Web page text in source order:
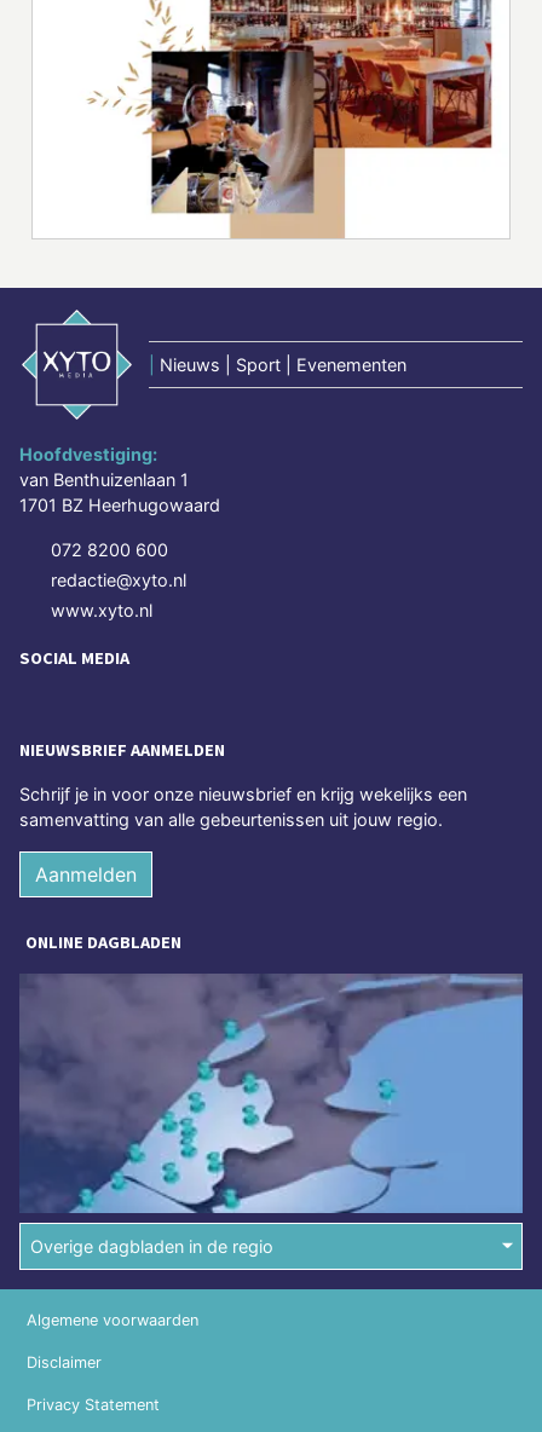
Nieuws | Sport | Evenementen
Hoofdvestiging:
van Benthuizenlaan 1
1701 BZ Heerhugowaard
072 8200 600
redactie@xyto.nl
www.xyto.nl
SOCIAL MEDIA
NIEUWSBRIEF AANMELDEN
Schrijf je in voor onze nieuwsbrief en krijg wekelijks een
samenvatting van alle gebeurtenissen uit jouw regio.
Aanmelden
ONLINE DAGBLADEN
Overige dagbladen in de regio
Algemene voorwaarden
Disclaimer
Privacy Statement